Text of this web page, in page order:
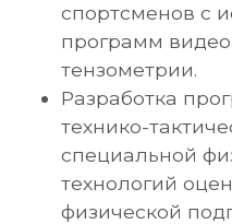
спортсменов с
программ
тензометрии.
Разработка
технико-
специальной
технологий
физической